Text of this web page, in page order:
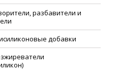
разбавители и
добавки